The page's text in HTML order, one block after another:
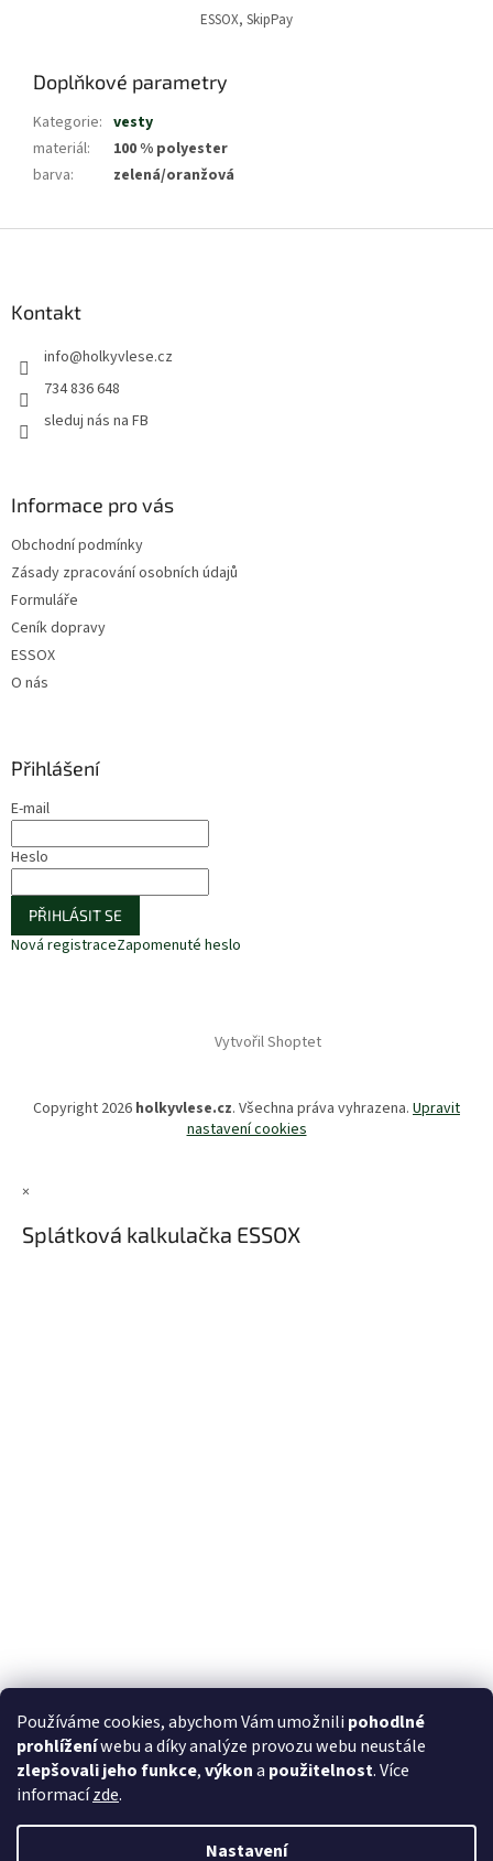
Používáme cookies, abychom Vám umožnili pohodlné
prohlíženíwebu a díky analýze provozu webu neustále
zlepšovali jeho funkce,výkona použitelnost. Více
informacízde.
Nastavení
ESSOX, SkipPay
Doplňkové parametry
Kategorie: vesty
materiál:
100 % polyester
barva: zelená/oranžová
Kontakt
info@holkyvlese.cz
734 836 648
sleduj nás na FB
Informace pro vás
Obchodní podmínky
Zásady zpracování osobních údajů
Formuláře
Ceník dopravy
ESSOX
O nás
Přihlášení
E-mail
Heslo
PŘIHLÁSIT SE
Nová registraceZapomenuté heslo
Vytvořil Shoptet
Copyright 2026 holkyvlese.cz. Všechna práva vyhrazena. Upravit
nastavení cookies
×
Splátková kalkulačka ESSOX